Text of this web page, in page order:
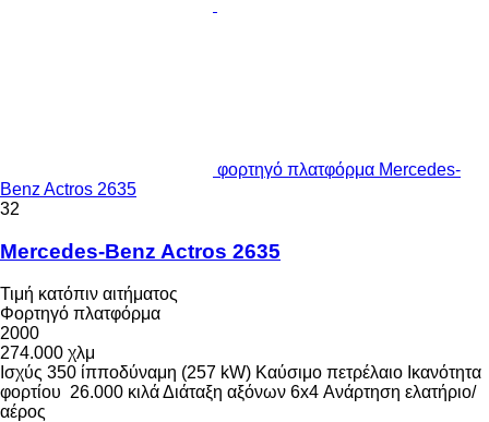
φορτηγό πλατφόρμα Mercedes-
Benz Actros 2635
32
Mercedes-Benz Actros 2635
Τιμή κατόπιν αιτήματος
Φορτηγό πλατφόρμα
2000
274.000 χλμ
Ισχύς 350 ίπποδύναμη (257 kW) Καύσιμο πετρέλαιο Ικανότητα
φορτίου 26.000 κιλάΔιάταξη αξόνων 6x4 Ανάρτηση ελατήριο/
αέρος